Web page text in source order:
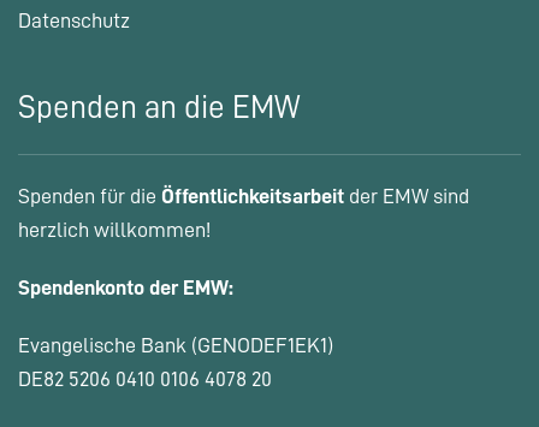
Datenschutz
Spenden an die EMW
Spenden für die Öffentlichkeitsarbeit der EMW sind
herzlich willkommen!
Spendenkonto der EMW:
Evangelische Bank (GENODEF1EK1)
DE82 5206 0410 0106 4078 20